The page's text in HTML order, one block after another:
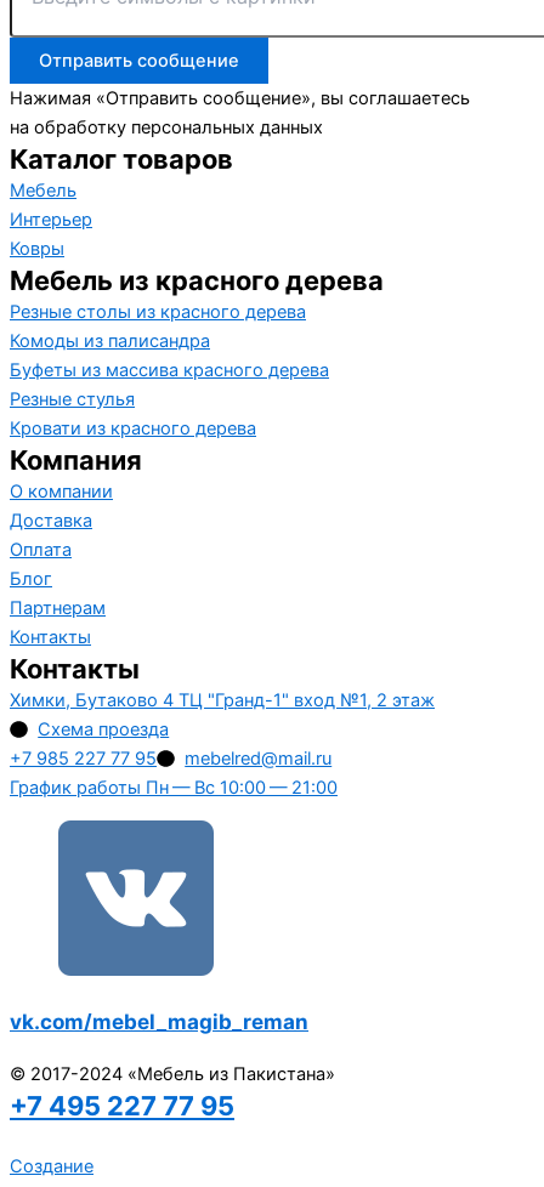
Отправить сообщение
Нажимая «Отправить сообщение», вы соглашаетесь
на обработку персональных данных
Каталог товаров
Мебель
Интерьер
Ковры
Мебель из красного дерева
Резные столы из красного дерева
Комоды из палисандра
Буфеты из массива красного дерева
Резные стулья
Кровати из красного дерева
Компания
О компании
Доставка
Оплата
Блог
Партнерам
Контакты
Контакты
Химки, Бутаково 4 ТЦ "Гранд-1" вход №1, 2 этаж
Схема проезда
+7 985 227 77 95
mebelred@mail.ru
График работы Пн — Вс 10:00 — 21:00
vk.com/mebel_magib_reman
© 2017-2024 «Мебель из Пакистана»
+7 495 227 77 95
Создание